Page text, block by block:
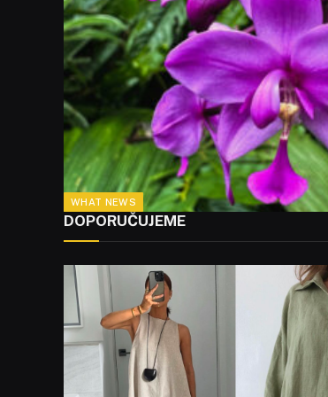
WHAT NEWS
DOPORUČUJEME